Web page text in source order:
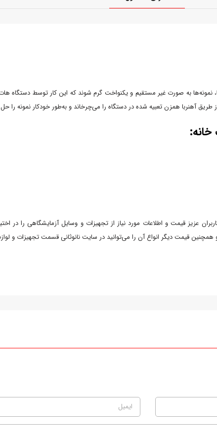
نمونه‌ها به صورت غیر مستقیم و یکنواخت گرم شوند که این کار توسط دستگاه
آهنربا همزن تعبیه شده در دستگاه را می‌چرخاند و به‌طور خودکار نمونه را
عزیز قیمت و اطلاعات مورد نیاز از تجهیزات و وسایل آزمایشگاهی را
همچنین قیمت دیگر انواع آن را می‌توانید در سایت نانوثانی قسمت تجهیزات و